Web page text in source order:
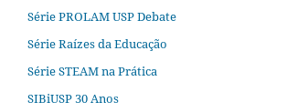
Série PROLAM USP Debate
Série Raízes da Educação
Série STEAM na Prática
SIBiUSP 30 Anos